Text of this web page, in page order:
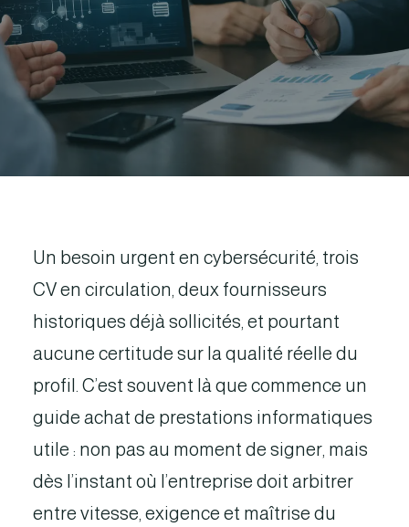
Un besoin urgent en cybersécurité, trois
CV en circulation, deux fournisseurs
historiques déjà sollicités, et pourtant
aucune certitude sur la qualité réelle du
profil. C’est souvent là que commence un
guide achat de prestations informatiques
utile : non pas au moment de signer, mais
dès l’instant où l’entreprise doit arbitrer
entre vitesse, exigence et maîtrise du